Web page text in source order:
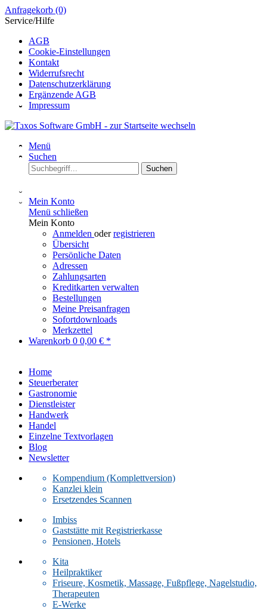
Anfragekorb (0)
Service/Hilfe
AGB
Cookie-Einstellungen
Kontakt
Widerrufsrecht
Datenschutzerklärung
Ergänzende AGB
Impressum
Menü
Suchen
Suchen
Mein Konto
Menü schließen
Mein Konto
Anmelden oderregistrieren
Übersicht
Persönliche Daten
Adressen
Zahlungsarten
Kreditkarten verwalten
Bestellungen
Meine Preisanfragen
Sofortdownloads
Merkzettel
Warenkorb 0 0,00 € *
Home
Steuerberater
Gastronomie
Dienstleister
Handwerk
Handel
Einzelne Textvorlagen
Blog
Newsletter
Kompendium (Komplettversion)
Kanzlei klein
Ersetzendes Scannen
Imbiss
Gaststätte mit Registrierkasse
Pensionen, Hotels
Kita
Heilpraktiker
Friseure, Kosmetik, Massage, Fußpflege, Nagelstudio,
Therapeuten
E-Werke